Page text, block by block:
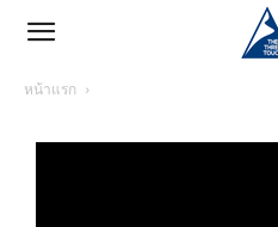
หน้าแรก